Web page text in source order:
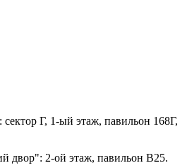
Г, 1-ый этаж, павильон 168Г,
2-ой этаж, павильон В25.